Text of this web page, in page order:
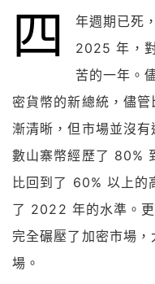
四 年週期已死
2025 年，
苦的一年。
密貨幣的新總統，儘
漸清晰，但市場並沒
數山寨幣經歷了 80%
比回到了 60% 以上的
了 2022 年的水準。
完全碾壓了加密市場
場。